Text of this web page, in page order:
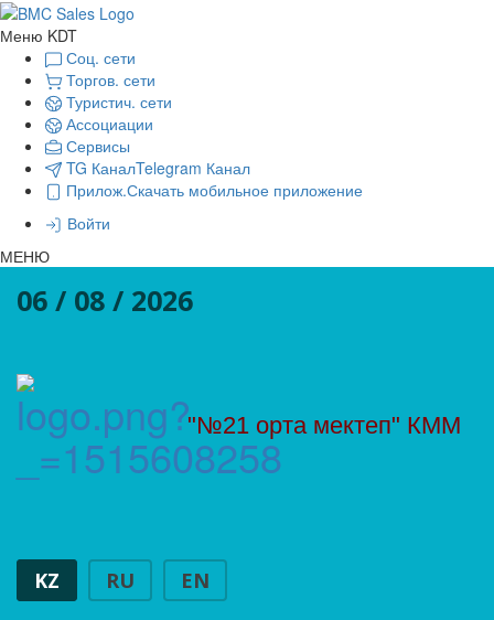
Меню KDT
Соц. сети
Торгов. сети
Туристич. сети
Ассоциации
Сервисы
TG КаналTelegram Канал
Прилож.Скачать мобильное приложение
Войти
МЕНЮ
06 / 08 / 2026
"№21 орта мектеп" КММ
KZ RU EN